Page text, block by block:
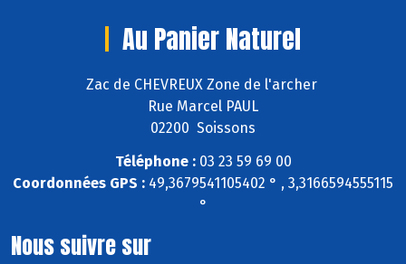
Au Panier Naturel
Zac de CHEVREUX Zone de l'archer
Rue Marcel PAUL
02200 Soissons
Téléphone :03 23 59 69 00
Coordonnées GPS : 49,3679541105402 ° , 3,3166594555115
°
Nous suivre sur